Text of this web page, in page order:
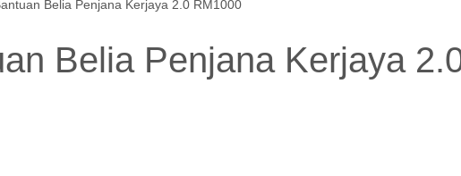
Belia Penjana Kerjaya 2.0 RM1000
Belia Penjana Kerjaya